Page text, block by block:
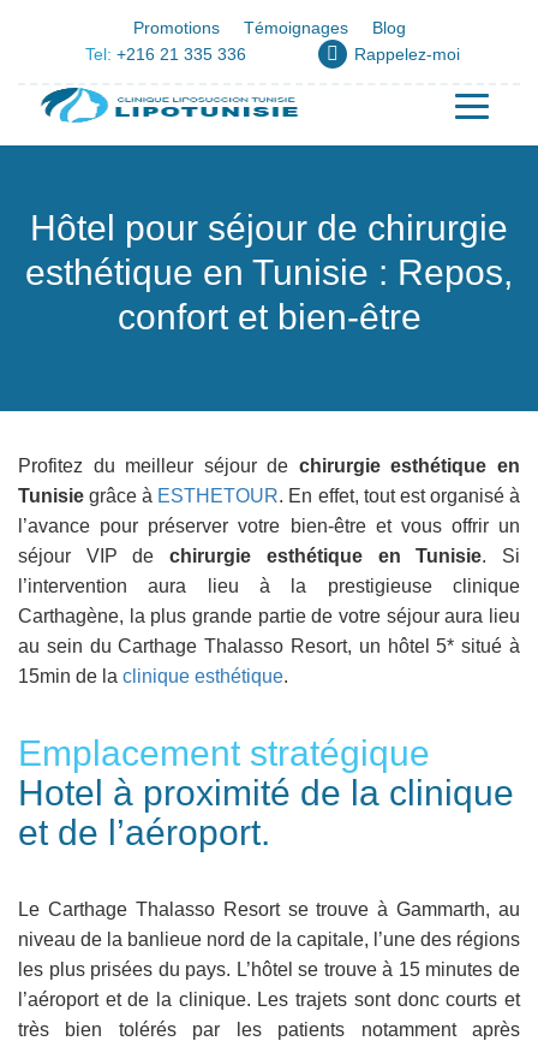
Promotions Témoignages
Blog
Tel: +216 21 335 336 Rappelez-moi
Hôtel pour séjour de chirurgie
esthétique en Tunisie : Repos,
confort et bien-être
Profitez du meilleur séjour de chirurgie esthétique en
Tunisie grâce à ESTHETOUR. En effet, tout est organisé à
l’avance pour préserver votre bien-être et vous offrir un
séjour VIP dechirurgie esthétique en Tunisie. Si
l’intervention aura lieu à la prestigieuse clinique
Carthagène, la plus grande partie de votre séjour aura lieu
au sein du Carthage Thalasso Resort, un hôtel 5* situé à
15min de la clinique esthétique.
Emplacement stratégique
Hotel à proximité de la clinique
et de l’aéroport.
Le Carthage Thalasso Resort se trouve à Gammarth, au
niveau de la banlieue nord de la capitale, l’une des régions
les plus prisées du pays. L’hôtel se trouve à 15 minutes de
l’aéroport et de la clinique. Les trajets sont donc courts et
très bien tolérés par les patients notamment après